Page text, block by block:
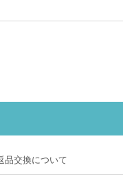
品交換について